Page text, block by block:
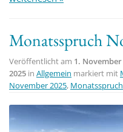
Monatsspruch
Veröffentlicht am 1. November
2025 in Allgemein markiert mit
November 2025, Monatsspruch